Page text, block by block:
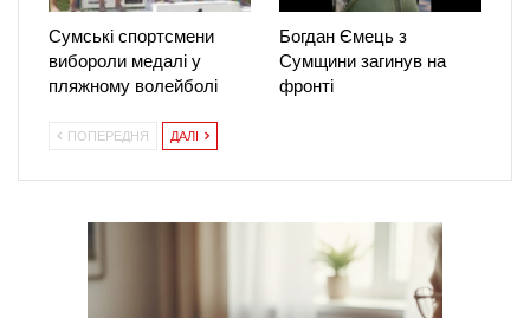
Сумські спортсмени
вибороли медалі у
пляжному волейболі
Богдан Ємець з
Сумщини загинув на
фронті
ПОПЕРЕДНЯ ДАЛІ